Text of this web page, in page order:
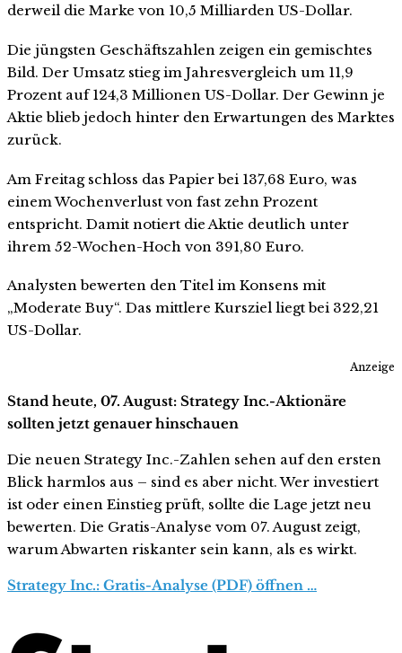
derweil die Marke von 10,5 Milliarden US-Dollar.
Die jüngsten Geschäftszahlen zeigen ein gemischtes
Bild. Der Umsatz stieg im Jahresvergleich um 11,9
Prozent auf 124,3 Millionen US-Dollar. Der Gewinn je
Aktie blieb jedoch hinter den Erwartungen des Marktes
zurück.
Am Freitag schloss das Papier bei 137,68 Euro, was
einem Wochenverlust von fast zehn Prozent
entspricht. Damit notiert die Aktie deutlich unter
ihrem 52-Wochen-Hoch von 391,80 Euro.
Analysten bewerten den Titel im Konsens mit
„Moderate Buy“. Das mittlere Kursziel liegt bei 322,21
US-Dollar.
Anzeige
Stand heute, 07. August: Strategy Inc.-Aktionäre
sollten jetzt genauer hinschauen
Die neuen Strategy Inc.-Zahlen sehen auf den ersten
Blick harmlos aus – sind es aber nicht. Wer investiert
ist oder einen Einstieg prüft, sollte die Lage jetzt neu
bewerten. Die Gratis-Analyse vom 07. August zeigt,
warum Abwarten riskanter sein kann, als es wirkt.
Strategy Inc.: Gratis-Analyse (PDF) öffnen …